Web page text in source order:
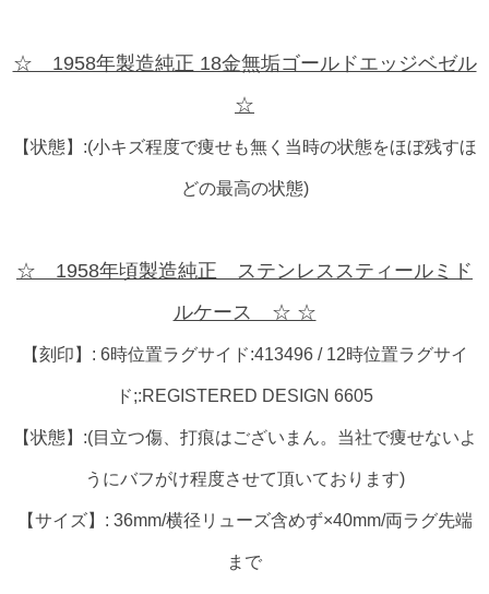
☆ 1958年製造純正 18金無垢ゴールドエッジベゼル
☆
【状態】:(小キズ程度で痩せも無く当時の状態をほぼ残すほ
どの最高の状態)
☆ 1958年頃製造純正 ステンレススティールミド
ルケース ☆ ☆
【刻印】: 6時位置ラグサイド:413496 / 12時位置ラグサイ
ド;:REGISTERED DESIGN 6605
【状態】:(目立つ傷、打痕はございまん。当社で痩せないよ
うにバフがけ程度させて頂いております)
【サイズ】: 36mm/横径リューズ含めず×40mm/両ラグ先端
まで